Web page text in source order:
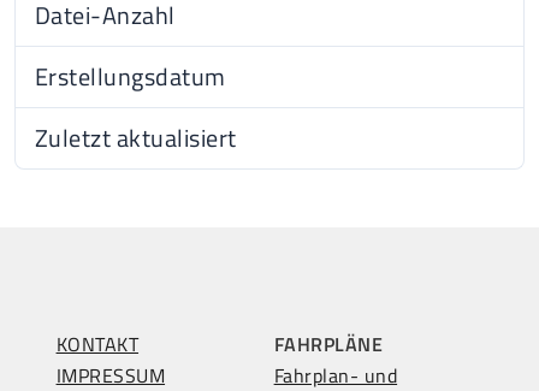
Datei-Anzahl
Erstellungsdatum
Zuletzt aktualisiert
KONTAKT
IMPRESSUM
FAHRPLÄNE
Fahrplan- und